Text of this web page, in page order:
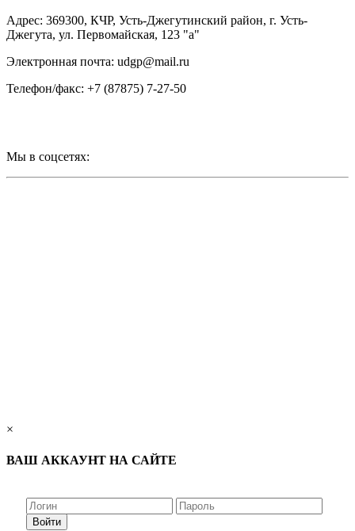
Адрес: 369300, КЧР, Усть-Джегутинский район, г. Усть-
Джегута, ул. Первомайская, 123 "а"
Электронная почта: udgp@mail.ru
Телефон/факс: +7 (87875) 7-27-50
Мы в соцсетях:
×
ВАШ АККАУНТ НА САЙТЕ
Войти